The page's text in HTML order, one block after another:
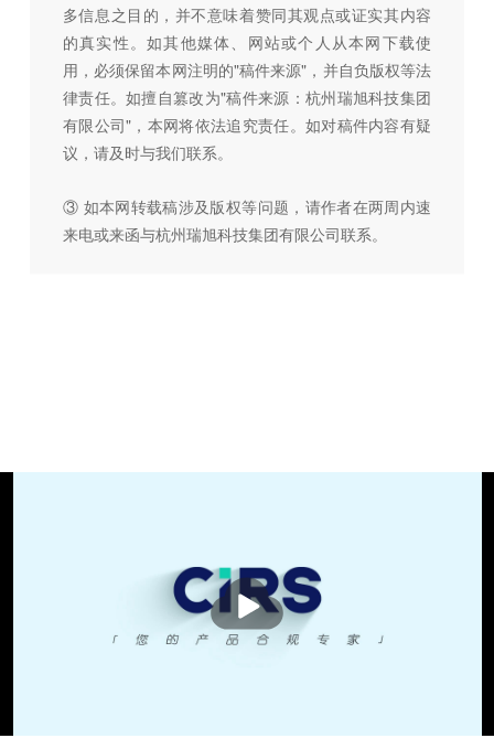
多信息之目的，并不意味着赞同其观点或证实其内容
的真实性。如其他媒体、网站或个人从本网下载使
用，必须保留本网注明的"稿件来源"，并自负版权等法
律责任。如擅自篡改为"稿件来源：杭州瑞旭科技集团
有限公司"，本网将依法追究责任。如对稿件内容有疑
议，请及时与我们联系。
③ 如本网转载稿涉及版权等问题，请作者在两周内速
来电或来函与杭州瑞旭科技集团有限公司联系。
播
放